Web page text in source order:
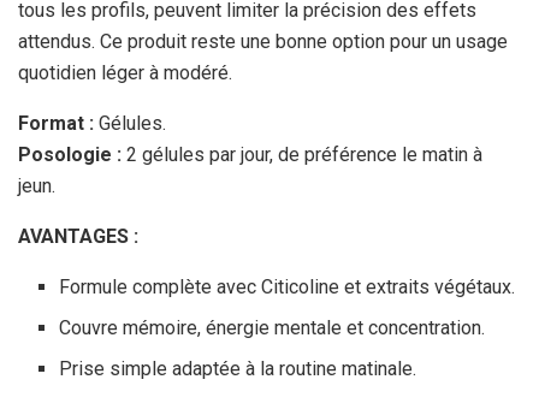
tous les profils, peuvent limiter la précision des effets
attendus. Ce produit reste une bonne option pour un usage
quotidien léger à modéré.
Format : Gélules.
Posologie : 2 gélules par jour, de préférence le matin à
jeun.
AVANTAGES :
Formule complète avec Citicoline et extraits végétaux.
Couvre mémoire, énergie mentale et concentration.
Prise simple adaptée à la routine matinale.